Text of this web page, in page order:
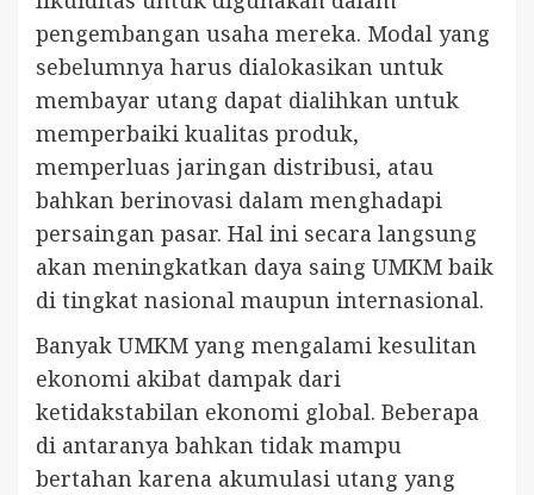
pengembangan usaha mereka. Modal yang
sebelumnya harus dialokasikan untuk
membayar utang dapat dialihkan untuk
memperbaiki kualitas produk,
memperluas jaringan distribusi, atau
bahkan berinovasi dalam menghadapi
persaingan pasar. Hal ini secara langsung
akan meningkatkan daya saing UMKM baik
di tingkat nasional maupun internasional.
Banyak UMKM yang mengalami kesulitan
ekonomi akibat dampak dari
ketidakstabilan ekonomi global. Beberapa
di antaranya bahkan tidak mampu
bertahan karena akumulasi utang yang